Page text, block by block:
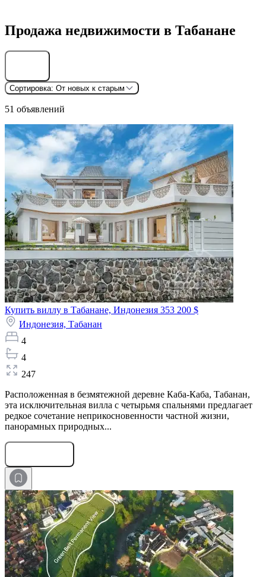
Продажа недвижимости в Табанане
Сортировка: От новых к старым
51 объявлений
Купить виллу в Табанане, Индонезия 353 200 $
Индонезия, Табанан
4
4
247
Расположенная в безмятежной деревне Каба-Каба, Табанан,
эта исключительная вилла с четырьмя спальнями предлагает
редкое сочетание неприкосновенности частной жизни,
панорамных природных...